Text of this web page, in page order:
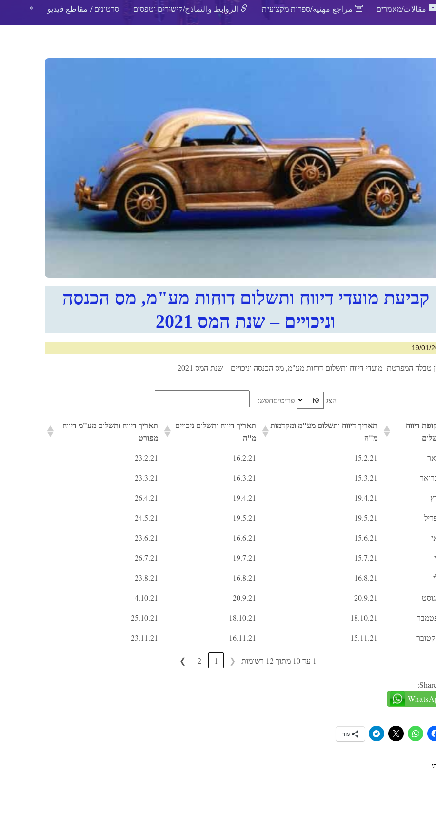
مقالات/מאמרים مراجع مهنيه/ספרות מקצועית الروابط والنماذج/קישורים וטפסים סרטונים / مقاطع فيديو *
קביעת מועדי דיווח ותשלום דוחות מע"מ, מס הכנסה
וניכויים – שנת המס 2021
19/01/
טבלה המפרטת מועדי דיווח ותשלום דוחות מע"מ, מס הכנסה וניכויים – שנת המס 2021
הצג פריטיםחפש:
דיווח
תאריך דיווח ותשלום מע"מ ומקדמות
מ"ה
תאריך דיווח ותשלום ניכויים
מ"ה
תאריך דיווח ותשלום מע"מ דיווח
מפורט
15.2.21
16.2.21
23.2.21
15.3.21
16.3.21
23.3.21
19.4.21
19.4.21
26.4.21
19.5.21
19.5.21
24.5.21
15.6.21
16.6.21
23.6.21
15.7.21
19.7.21
26.7.21
16.8.21
16.8.21
23.8.21
20.9.21
20.9.21
4.10.21
18.10.21
18.10.21
25.10.21
15.11.21
16.11.21
23.11.21
1 עד 10 מתוך 12 רשומות ❮
1
2
❯
עוד